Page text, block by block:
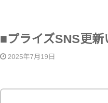
■プライズSNS更
2025年7月19日